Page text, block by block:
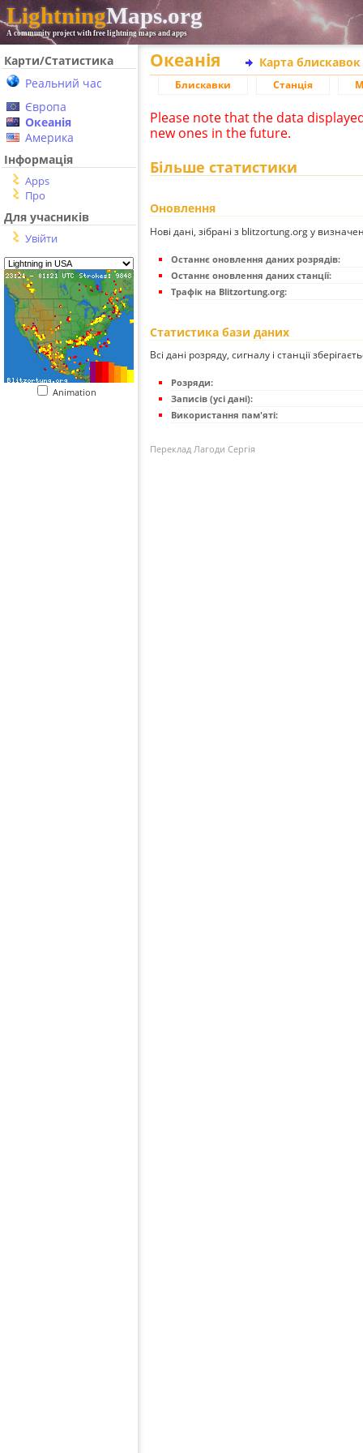
LightningMaps.org
A community project with free lightning maps and apps
Карти/Статистика
Реальний час
Європа
Океанія
Америка
Інформація
Apps
Про
Для учасників
Увійти
Animation
Океанія Карта
Блискавки Станція
Please note that the data
new ones in the future.
Більше статистики
Оновлення
Нові дані, зібрані з blitzortung.org у
Останнє оновлення даних розрядів:
Останнє оновлення даних станції:
Трафік на Blitzortung.org:
Статистика бази даних
Всі дані розряду, сигналу і станції
Розряди:
Записів (усі дані):
Використання пам'яті:
Переклад Лагоди Сергія